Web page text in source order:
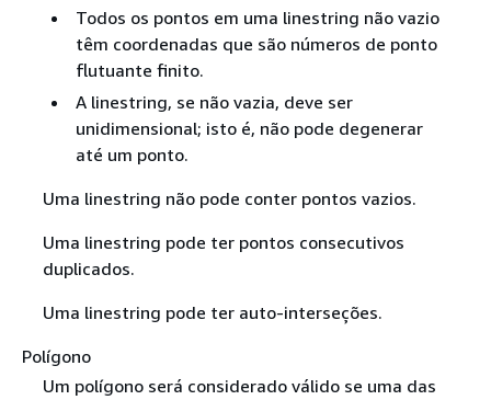
Todos os pontos em uma linestring não vazio
têm coordenadas que são números de ponto
flutuante finito.
A linestring, se não vazia, deve ser
unidimensional; isto é, não pode degenerar
até um ponto.
Uma linestring não pode conter pontos vazios.
Uma linestring pode ter pontos consecutivos
duplicados.
Uma linestring pode ter auto-interseções.
Polígono
Um polígono será considerado válido se uma das